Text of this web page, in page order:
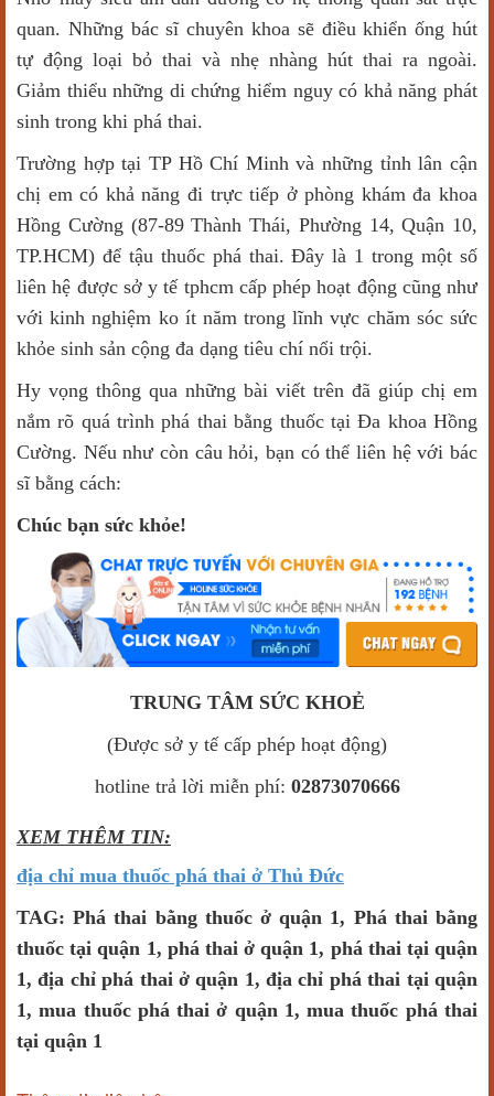
quan. Những bác sĩ chuyên khoa sẽ điều khiển ống hút
tự động loại bỏ thai và nhẹ nhàng hút thai ra ngoài.
Giảm thiểu những di chứng hiểm nguy có khả năng phát
sinh trong khi phá thai.
Trường hợp tại TP Hồ Chí Minh và những tỉnh lân cận
chị em có khả năng đi trực tiếp ở phòng khám đa khoa
Hồng Cường (87-89 Thành Thái, Phường 14, Quận 10,
TP.HCM) để tậu thuốc phá thai. Đây là 1 trong một số
liên hệ được sở y tế tphcm cấp phép hoạt động cũng như
với kinh nghiệm ko ít năm trong lĩnh vực chăm sóc sức
khỏe sinh sản cộng đa dạng tiêu chí nổi trội.
Hy vọng thông qua những bài viết trên đã giúp chị em
nắm rõ quá trình phá thai bằng thuốc tại Đa khoa Hồng
Cường. Nếu như còn câu hỏi, bạn có thể liên hệ với bác
sĩ bằng cách:
Chúc bạn sức khỏe!
TRUNG TÂM SỨC KHOẺ
(Được sở y tế cấp phép hoạt động)
hotline trả lời miễn phí: 02873070666
XEM THÊM TIN:
địa chỉ mua thuốc phá thai ở Thủ Đức
TAG: Phá thai bằng thuốc ở quận 1, Phá thai bằng
thuốc tại quận 1, phá thai ở quận 1, phá thai tại quận
1, địa chỉ phá thai ở quận 1, địa chỉ phá thai tại quận
1, mua thuốc phá thai ở quận 1, mua thuốc phá thai
tại quận 1